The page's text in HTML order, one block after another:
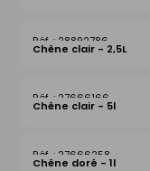
28892786
Chêne clair - 2,5L
27666166
Chêne clair - 5l
27666258
Chêne doré - 1l